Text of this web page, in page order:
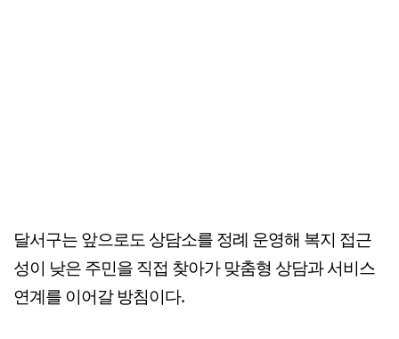
달서구는 앞으로도 상담소를 정례 운영해 복지 접근
성이 낮은 주민을 직접 찾아가 맞춤형 상담과 서비스
연계를 이어갈 방침이다.